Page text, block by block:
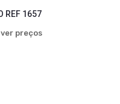
REF 1657
preços